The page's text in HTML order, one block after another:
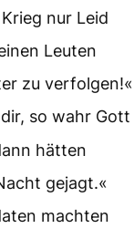
nur Leid
Leuten
zu verfolgen!«
so wahr Gott
hätten
gejagt.«
machten